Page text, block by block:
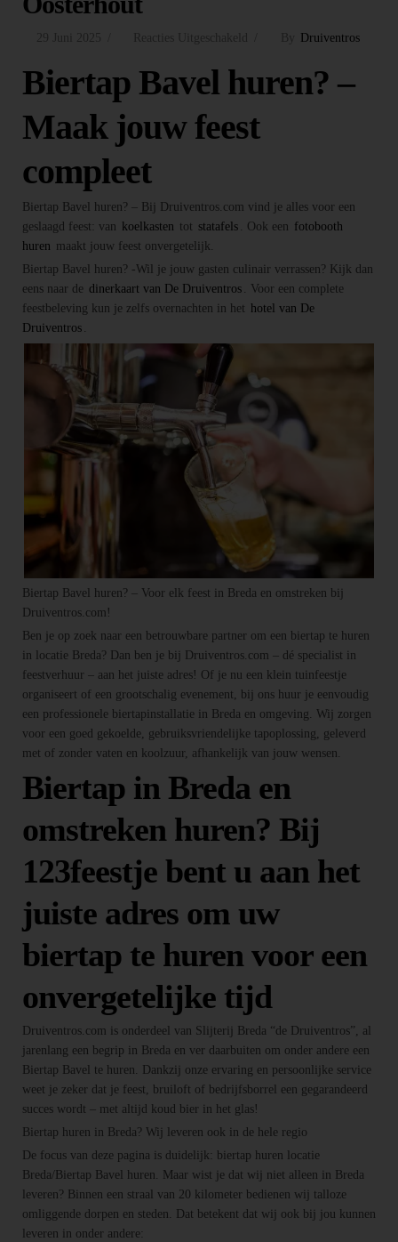
29 Juni 2025 By Druiventros
Reacties Uitgeschakeld
Biertap Bavel huren? –
Maak jouw feest
compleet
Biertap Bavel huren? – Bij Druiventros.com vind je alles voor een
geslaagd feest: van
koelkasten tot statafels . Ook een fotobooth
huren maakt jouw feest onvergetelijk.
Biertap Bavel huren? -Wil je jouw gasten culinair verrassen? Kijk dan
eens naar de dinerkaart van De Druiventros . Voor een complete
feestbeleving kun je zelfs overnachten in het
hotel van De
Druiventros .
Biertap Bavel huren? – Voor elk feest in Breda en omstreken bij
Druiventros.com!
Ben je op zoek naar een betrouwbare partner om een biertap te huren
in locatie Breda? Dan ben je bij Druiventros.com – dé specialist in
feestverhuur – aan het juiste adres! Of je nu een klein tuinfeestje
organiseert of een grootschalig evenement, bij ons huur je eenvoudig
een professionele biertapinstallatie in Breda en omgeving. Wij zorgen
voor een goed gekoelde, gebruiksvriendelijke tapoplossing, geleverd
met of zonder vaten en koolzuur, afhankelijk van jouw wensen.
Biertap in Breda en
omstreken huren? Bij
123feestje bent u aan het
juiste adres om uw
biertap te huren voor een
onvergetelijke tijd
Druiventros.com is onderdeel van Slijterij Breda “de Druiventros”, al
jarenlang een begrip in Breda en ver daarbuiten om onder andere een
Biertap Bavel te huren. Dankzij onze ervaring en persoonlijke service
weet je zeker dat je feest, bruiloft of bedrijfsborrel een gegarandeerd
succes wordt – met altijd koud bier in het glas!
Biertap huren in Breda? Wij leveren ook in de hele regio
De focus van deze pagina is duidelijk: biertap huren locatie
Breda/Biertap Bavel huren. Maar wist je dat wij niet alleen in Breda
leveren? Binnen een straal van 20 kilometer bedienen wij talloze
omliggende dorpen en steden. Dat betekent dat wij ook bij jou kunnen
leveren in onder andere: